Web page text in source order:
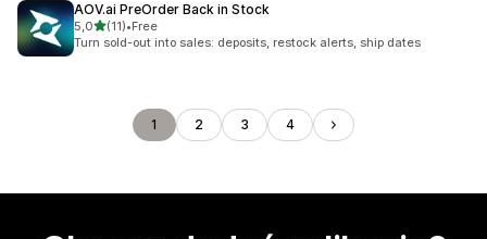
AOV.ai PreOrder Back in Stock
5,0na 5 gwiazdek
(11)
Łączna liczba recenzji: 11
•Free
Turn sold-out into sales: deposits, restock alerts, ship dates
1 2 3 4